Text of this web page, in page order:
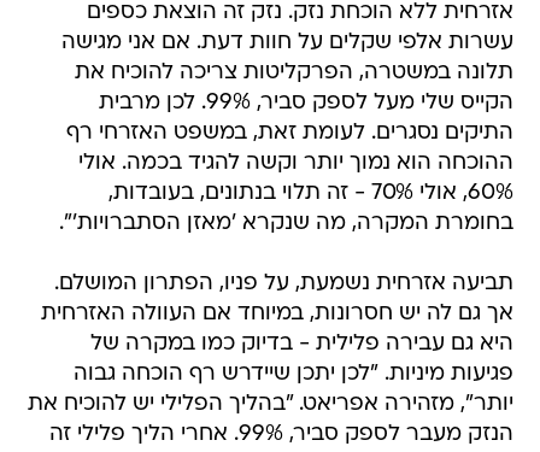
אזרחית ללא הוכחת נזק. נזק זה הוצאת כספים
עשרות אלפי שקלים על חוות דעת. אם אני מגישה
תלונה במשטרה, הפרקליטות צריכה להוכיח את
הקייס שלי מעל לספק סביר, 99%. לכן מרבית
התיקים נסגרים. לעומת זאת, במשפט האזרחי רף
ההוכחה הוא נמוך יותר וקשה להגיד בכמה. אולי
60%, אולי 70% - זה תלוי בנתונים, בעובדות,
בחומרת המקרה, מה שנקרא 'מאזן הסתברויות'".
תביעה אזרחית נשמעת, על פניו, הפתרון המושלם.
אך גם לה יש חסרונות, במיוחד אם העוולה האזרחית
היא גם עבירה פלילית - בדיוק כמו במקרה של
פגיעות מיניות. "לכן יתכן שיידרש רף הוכחה גבוה
יותר", מזהירה אפריאט. "בהליך הפלילי יש להוכיח את
הנזק מעבר לספק סביר, 99%. אחרי הליך פלילי זה